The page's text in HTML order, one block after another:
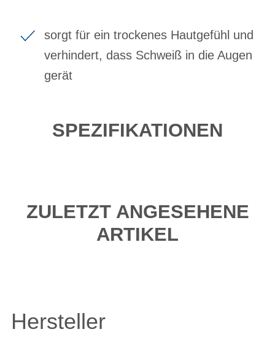
sorgt für ein trockenes Hautgefühl und
verhindert, dass Schweiß in die Augen
gerät
SPEZIFIKATIONEN
ZULETZT ANGESEHENE
ARTIKEL
Hersteller